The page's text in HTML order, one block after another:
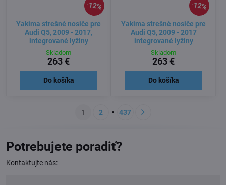
12%
Yakima strešné nosiče pre
Audi Q5, 2009 - 2017,
integrované lyžiny
Skladom
263 €
Do košíka
12%
Yakima strešné nosiče pre
Audi Q5, 2009 - 2017
integrované lyžiny
Skladom
263 €
Do košíka
1 2 437
Potrebujete poradiť?
Kontaktujte nás: